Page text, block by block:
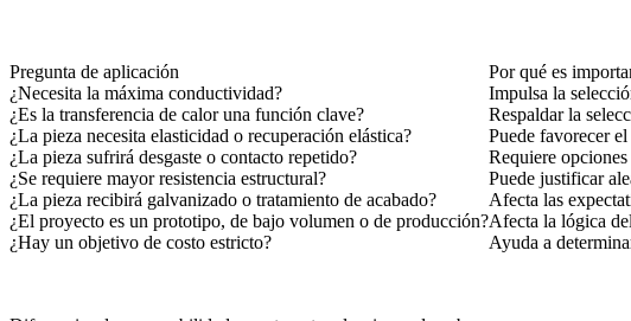
Pregunta de aplicación
Por qué es
¿Necesita la máxima conductividad?
Impulsa la
¿Es la transferencia de calor una función clave?
Respaldar la
¿La pieza necesita elasticidad o recuperación elástica?
Puede favorecer
¿La pieza sufrirá desgaste o contacto repetido?
Requiere opciones
¿Se requiere mayor resistencia estructural?
Puede justificar
¿La pieza recibirá galvanizado o tratamiento de acabado?
Afecta las
¿El proyecto es un prototipo, de bajo volumen o de producción?Afecta la lógica
¿Hay un objetivo de costo estricto?
Ayuda a